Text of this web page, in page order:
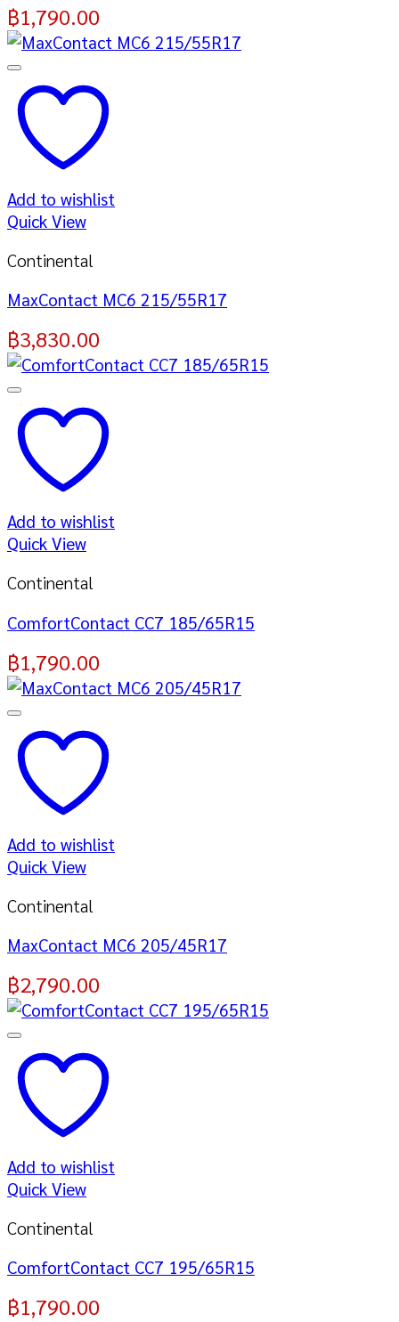
฿1,790.00
Add to wishlist
Quick View
Continental
MaxContact MC6 215/55R17
฿3,830.00
Add to wishlist
Quick View
Continental
ComfortContact CC7 185/65R15
฿1,790.00
Add to wishlist
Quick View
Continental
MaxContact MC6 205/45R17
฿2,790.00
Add to wishlist
Quick View
Continental
ComfortContact CC7 195/65R15
฿1,790.00